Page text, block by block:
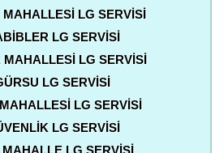
LG SERVISI
LG SERVISI
MAHALLESI LG SERVISI
LG SERVISI
LG SERVISI
LG SERVISI